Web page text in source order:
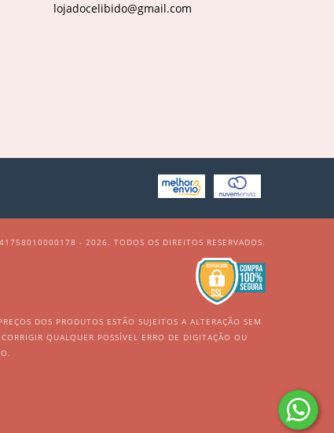
lojadocelibido@gmail.com
- 2026. TODOS OS DIREITOS RESERVADOS.
DOS PRODUTOS ESTÃO SUJEITOS A ALTERAÇÃO SEM
QUALQUER POSSÍVEL ERRO DE DIGITAÇÃO OU